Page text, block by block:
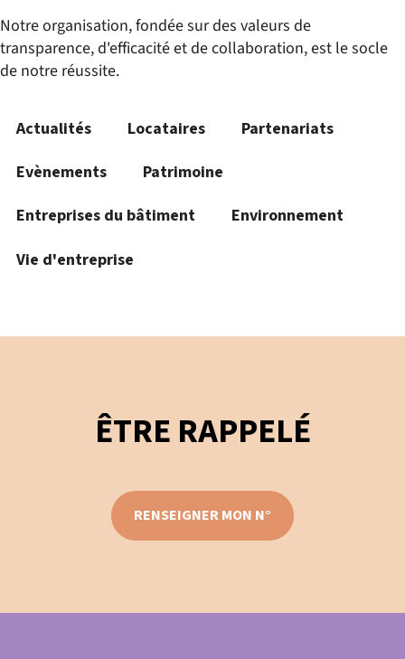
Notre organisation, fondée sur des valeurs de
transparence, d'efficacité et de collaboration, est le socle
de notre réussite.
Actualités Locataires
Partenariats
Evènements
Patrimoine
Entreprises du bâtiment
Environnement
Vie d'entreprise
ÊTRE RAPPELÉ
RENSEIGNER MON N°